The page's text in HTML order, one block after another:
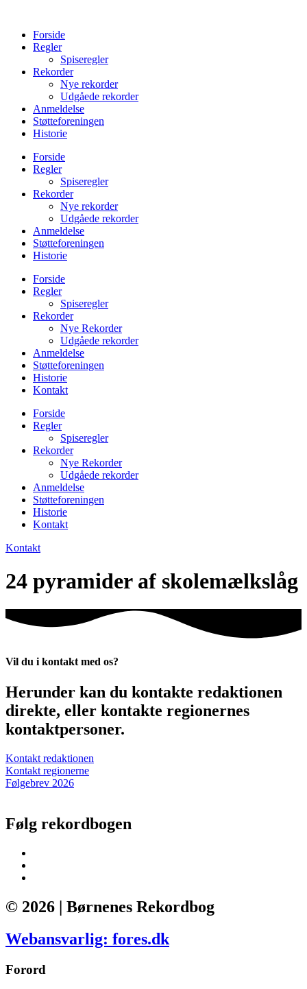
indholdForside
Regler
Spiseregler
Rekorder
Nye rekorder
Udgåede rekorder
Anmeldelse
Støtteforeningen
Historie
Forside
Regler
Spiseregler
Rekorder
Nye rekorder
Udgåede rekorder
Anmeldelse
Støtteforeningen
Historie
Forside
Regler
Spiseregler
Rekorder
Nye Rekorder
Udgåede rekorder
Anmeldelse
Støtteforeningen
Historie
Kontakt
Forside
Regler
Spiseregler
Rekorder
Nye Rekorder
Udgåede rekorder
Anmeldelse
Støtteforeningen
Historie
Kontakt
Kontakt
24 pyramider af skolemælkslåg
Vil du i kontakt med os?
Herunder kan du kontakte redaktionen
direkte, eller kontakte regionernes
kontaktpersoner.
Kontakt redaktionen
Kontakt regionerne
Følgebrev 2026
Følg rekordbogen
© 2026 | Børnenes Rekordbog
Webansvarlig: fores.dk
Forord